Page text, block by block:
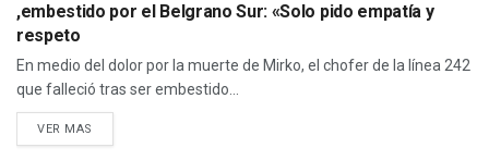
,embestido por el Belgrano Sur: «Solo pido empatía y
respeto
En medio del dolor por la muerte de Mirko, el chofer de la línea 242
que falleció tras ser embestido...
VER MAS